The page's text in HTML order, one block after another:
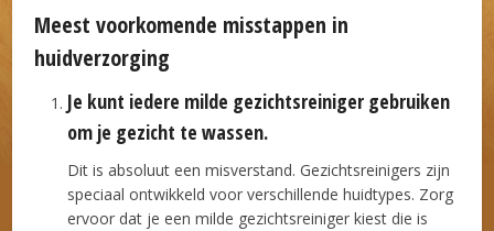
Meest voorkomende misstappen in
huidverzorging
Je kunt iedere milde gezichtsreiniger gebruiken
om je gezicht te wassen.
Dit is absoluut een misverstand. Gezichtsreinigers zijn
speciaal ontwikkeld voor verschillende huidtypes. Zorg
ervoor dat je een milde gezichtsreiniger kiest die is